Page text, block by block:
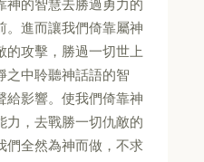
神的智慧去勝過勇力的
。進而讓我們倚靠屬神
的攻擊，勝過一切世上
之中聆聽神話語的智
給影響。使我們倚靠神
力，去戰勝一切仇敵的
們全然為神而做，不求